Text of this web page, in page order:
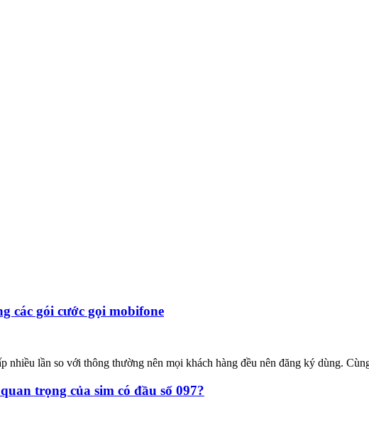
các gói cước gọi mobifone
nhiều lần so với thông thường nên mọi khách hàng đều nên đăng ký dùng.
trọng của sim có đầu số 097?